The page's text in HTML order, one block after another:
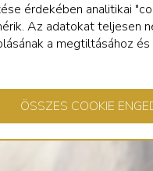
érdekében analitikai
Az adatokat teljesen
a megtiltásához
ÖSSZES COOKIE